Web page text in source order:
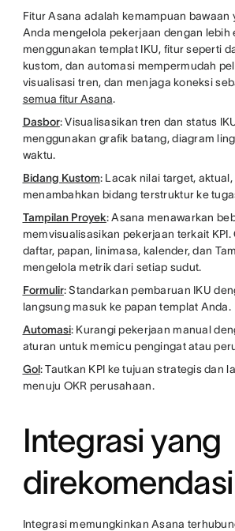
Fitur Asana adalah kemampuan bawaan
Anda mengelola pekerjaan dengan lebih
menggunakan templat IKU, fitur seperti
kustom, dan automasi mempermudah
visualisasi tren, dan menjaga koneksi
semua fitur Asana.
Dasbor: Visualisasikan tren dan status
menggunakan grafik batang, diagram
waktu.
Bidang Kustom: Lacak nilai target,
menambahkan bidang terstruktur ke
Tampilan Proyek: Asana menawarkan
memvisualisasikan pekerjaan terkait
daftar, papan, linimasa, kalender, dan
mengelola metrik dari setiap sudut.
Formulir: Standarkan pembaruan IKU
langsung masuk ke papan templat Anda.
Automasi: Kurangi pekerjaan manual
aturan untuk memicu pengingat atau
Gol: Tautkan KPI ke tujuan strategis dan
menuju OKR perusahaan.
Integrasi yang
Integrasi memungkinkan Asana